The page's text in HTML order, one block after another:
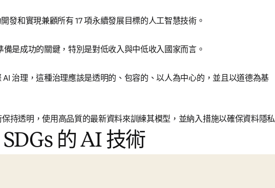
發和實現兼顧所有 17 項永續發展目標的人工智慧技術。
備是成功的關鍵，特別是對低收入與中低收入國家而言。
治理，這種治理應該是透明的、包容的、以人為中心的，並且以道德為基
持透明，使用高品質的最新資料來訓練其模型，並納入措施以確保資料隱私
的 AI 技術